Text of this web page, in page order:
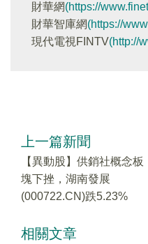
財華網(https://
財華智庫網(https://
現代電視FINTV(http://
上一篇新聞
【異動股】供銷社概念板
塊下挫，湖南發展
(000722.CN)跌5.23%
相關文章